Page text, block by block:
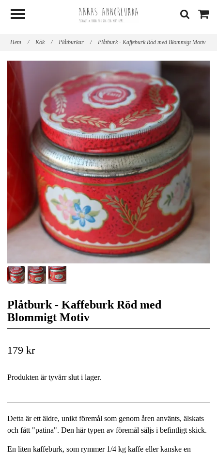
Hem / Kök / Plåtburkar / Plåtburk - Kaffeburk Röd med Blommigt Motiv
Plåtburk - Kaffeburk Röd med
Blommigt Motiv
179 kr
Produkten är tyvärr slut i lager.
Detta är ett äldre, unikt föremål som genom åren använts, älskats
och fått "patina". Den här typen av föremål säljs i befintligt skick.
En liten kaffeburk, som rymmer 1/4 kg kaffe eller kanske en